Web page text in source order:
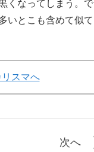
くなってしまう。で
いとこも含めて似て
リスマへ
次へ